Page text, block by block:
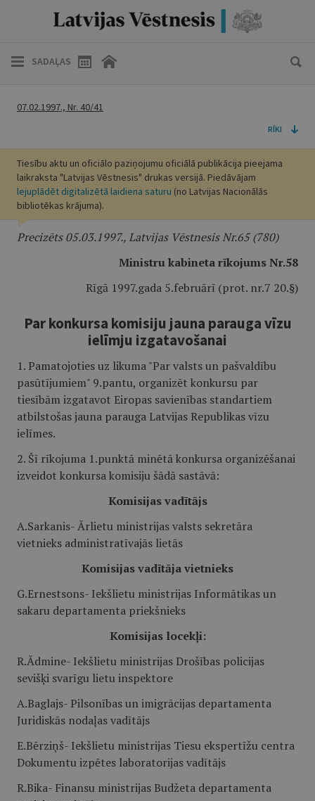
SADAĻAS
07.02.1997., Nr. 40/41
RĪKI
Tiesību aktu un oficiālo paziņojumu oficiālā publikācija pieejama
laikraksta "Latvijas Vēstnesis" drukas versijā. Piedāvājam
lejuplādēt digitalizētā laidiena saturu (no Latvijas Nacionālās
bibliotēkas krājuma).
Precizēts 05.03.1997., Latvijas Vēstnesis Nr.65 (780)
Ministru kabineta rīkojums Nr.58
Rīgā 1997.gada 5.februārī (prot. nr.7 20.§)
Par konkursa komisiju jauna parauga vīzu
ielīmju izgatavošanai
1. Pamatojoties uz likuma "Par valsts un pašvaldību
pasūtījumiem" 9.pantu, organizēt konkursu par
tiesībām izgatavot Eiropas savienības standartiem
atbilstošas jauna parauga Latvijas Republikas vīzu
ielīmes.
2. Šī rīkojuma 1.punktā minētā konkursa organizēšanai
izveidot konkursa komisiju šādā sastāvā:
Komisijas vadītājs
A.Sarkanis- Ārlietu ministrijas valsts sekretāra
vietnieks administratīvajās lietās
Komisijas vadītāja vietnieks
G.Ernestsons- Iekšlietu ministrijas Informātikas un
sakaru departamenta priekšnieks
Komisijas locekļi:
R.Ādmine- Iekšlietu ministrijas Drošības policijas
sevišķi svarīgu lietu inspektore
A.Baglajs- Pilsonības un imigrācijas departamenta
Juridiskās nodaļas vadītājs
E.Bērziņš- Iekšlietu ministrijas Tiesu ekspertīžu centra
Dokumentu izpētes laboratorijas vadītājs
R.Bika- Finansu ministrijas Budžeta departamenta